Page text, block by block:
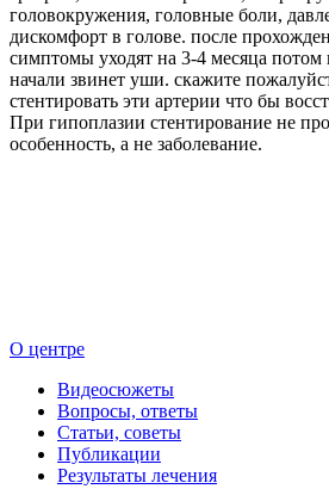
головокружения, головные боли,
дискомфорт в голове. после
симптомы уходят на 3-4 месяца потом
начали звинет уши. скажите
стентировать эти артерии что бы
При гипоплазии стентирование не
особенность, а не заболевание.
О центре
Видеосюжеты
Вопросы, ответы
Статьи, советы
Публикации
Результаты лечения